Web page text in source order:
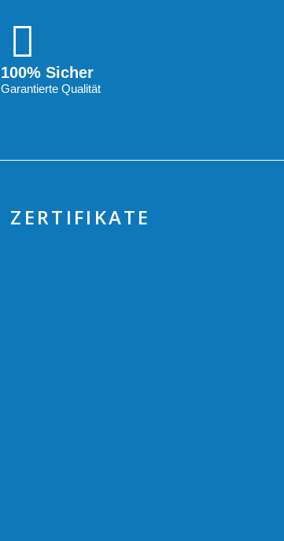
100% Sicher
Garantierte Qualität
ZERTIFIKATE